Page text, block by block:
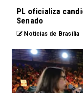
PL oficializa
Senado
Notícias de Brasília